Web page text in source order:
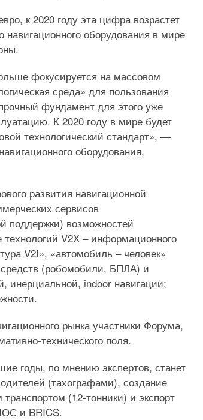
к 2020 году эта цифра возрастет
оборудования в мире
фокусируется на массовом
среда» для пользования
фундамент для этого уже
К 2020 году в мире будет
технологический стандарт», —
оборудования,
развития навигационной
сервисов
поддержки) возможностей
V2X – информационного
V2I», «автомобиль – человек»
средств (робомобили, БПЛА) и
инерциальной, indoor навигации;
рынка участники Форума,
технического поля.
годы, по мнению экспертов, станет
(тахографами), создание
(12-тонники) и экспорт
и BRICS.